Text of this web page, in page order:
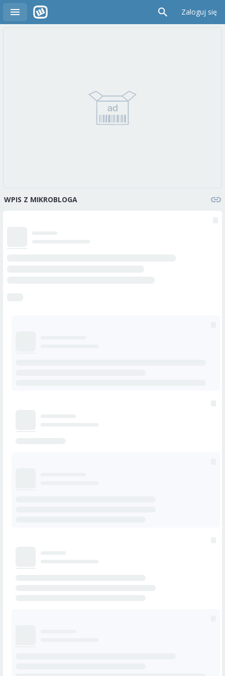
Zaloguj się
WPIS Z MIKROBLOGA